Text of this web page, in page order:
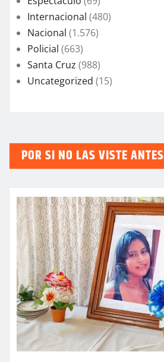
Internacional (480)
Nacional (1.576)
Policial (663)
Santa Cruz (988)
Uncategorized (15)
POR SI NO LAS VISTE ANTES